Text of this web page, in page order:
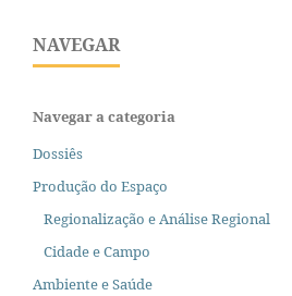
NAVEGAR
Navegar a categoria
Dossiês
Produção do Espaço
Regionalização e Análise Regional
Cidade e Campo
Ambiente e Saúde